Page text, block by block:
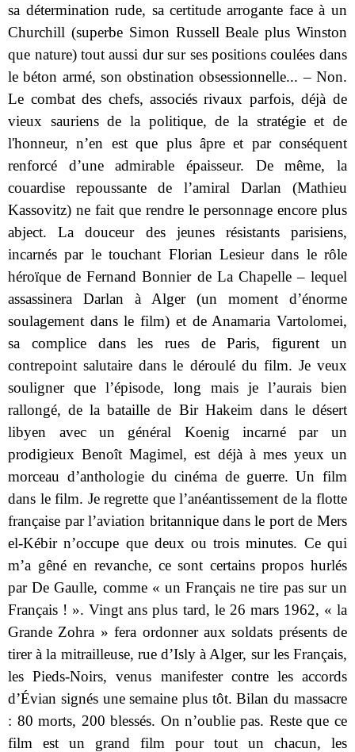
sa détermination rude, sa certitude arrogante face à un
Churchill (superbe Simon Russell Beale plus Winston
que nature) tout aussi dur sur ses positions coulées dans
le béton armé, son obstination obsessionnelle... – Non.
Le combat des chefs, associés rivaux parfois, déjà de
vieux sauriens de la politique, de la stratégie et de
l'honneur, n’en est que plus âpre et par conséquent
renforcé d’une admirable épaisseur. De même, la
couardise repoussante de l’amiral Darlan (Mathieu
Kassovitz) ne fait que rendre le personnage encore plus
abject. La douceur des jeunes résistants parisiens,
incarnés par le touchant Florian Lesieur dans le rôle
héroïque de Fernand Bonnier de La Chapelle – lequel
assassinera Darlan à Alger (un moment d’énorme
soulagement dans le film) et de Anamaria Vartolomei,
sa complice dans les rues de Paris, figurent un
contrepoint salutaire dans le déroulé du film. Je veux
souligner que l’épisode, long mais je l’aurais bien
rallongé, de la bataille de Bir Hakeim dans le désert
libyen avec un général Koenig incarné par un
prodigieux Benoît Magimel, est déjà à mes yeux un
morceau d’anthologie du cinéma de guerre. Un film
dans le film. Je regrette que l’anéantissement de la flotte
française par l’aviation britannique dans le port de Mers
el-Kébir n’occupe que deux ou trois minutes. Ce qui
m’a gêné en revanche, ce sont certains propos hurlés
par De Gaulle, comme « un Français ne tire pas sur un
Français ! ». Vingt ans plus tard, le 26 mars 1962, « la
Grande Zohra » fera ordonner aux soldats présents de
tirer à la mitrailleuse, rue d’Isly à Alger, sur les Français,
les Pieds-Noirs, venus manifester contre les accords
d’Évian signés une semaine plus tôt. Bilan du massacre
: 80 morts, 200 blessés. On n’oublie pas. Reste que ce
film est un grand film pour tout un chacun, les